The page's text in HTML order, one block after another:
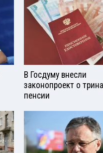
В Госдуму внесли
законопроект о
пенсии